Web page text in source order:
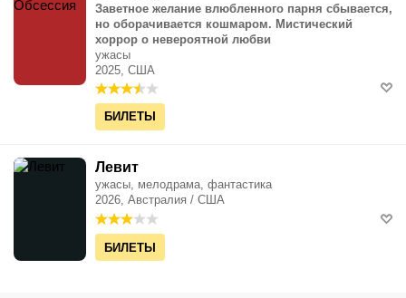
Заветное желание влюбленного парня сбывается,
но оборачивается кошмаром. Мистический
хоррор о невероятной любви
ужасы
2025, США
БИЛЕТЫ
Левит
ужасы, мелодрама, фантастика
2026, Австралия / США
БИЛЕТЫ